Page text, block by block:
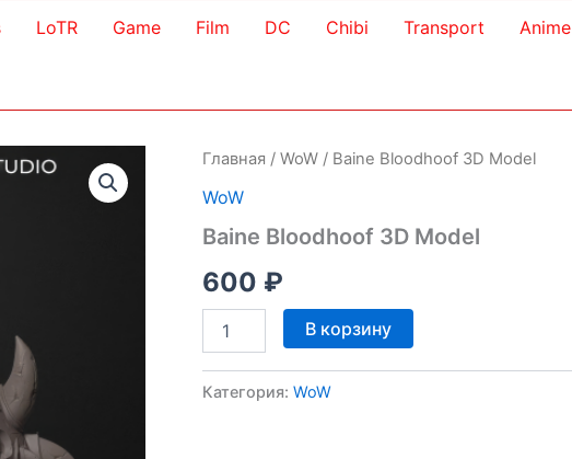
LoTR Game Film DC Chibi Transport Anime
Главная /WoW / Baine Bloodhoof 3D Model
WoW
Baine Bloodhoof 3D Model
600 ₽
Количество
товара
Bloodhoof
В корзину
Категория:WoW